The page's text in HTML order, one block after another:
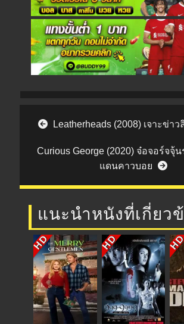
Post navigation
Leatherheads (2008) เจาะข่า
Curious George (2020) จ๋อจอร์จจุ้
แดนคาวบอย
แนะนำหนังที่เกี่ยว
HD HD